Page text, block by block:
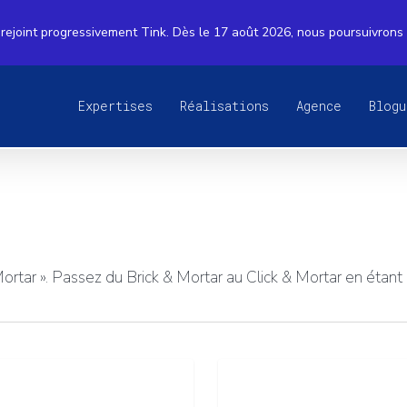
progressivement Tink. Dès le 17 août 2026, nous
Expertises Réalisations Agence
». Passez du Brick & Mortar au Click & Mortar en